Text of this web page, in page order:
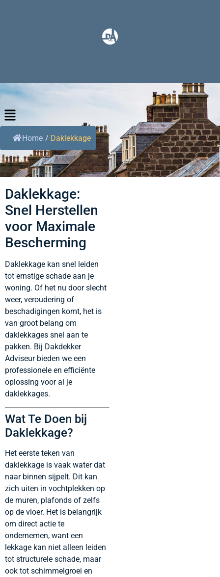
Home / Daklekkage
Daklekkage:
Snel Herstellen
voor Maximale
Bescherming
Daklekkage kan snel leiden
tot ernstige schade aan je
woning. Of het nu door slecht
weer, veroudering of
beschadigingen komt, het is
van groot belang om
daklekkages snel aan te
pakken. Bij Dakdekker
Adviseur bieden we een
professionele en efficiënte
oplossing voor al je
daklekkages.
Wat Te Doen bij
Daklekkage?
Het eerste teken van
daklekkage is vaak water dat
naar binnen sijpelt. Dit kan
zich uiten in vochtplekken op
de muren, plafonds of zelfs
op de vloer. Het is belangrijk
om direct actie te
ondernemen, want een
lekkage kan niet alleen leiden
tot structurele schade, maar
ook tot schimmelgroei en